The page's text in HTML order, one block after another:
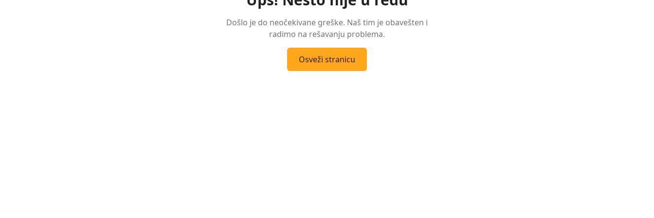
Došlo je do neočekivane greške. Naš tim je obavešten i
radimo na rešavanju problema.
Osveži stranicu